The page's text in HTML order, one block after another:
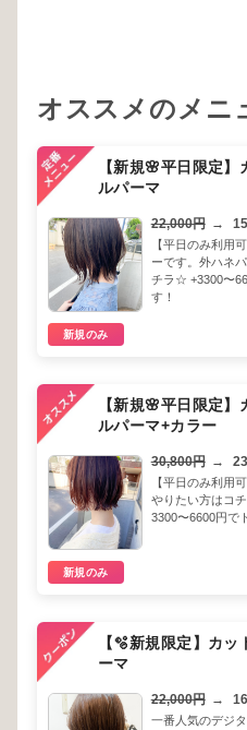
オススメのメニ
【新規🌸平日限定
ルパーマ
22,000円 →
【平日のみ利用
ーです。外ハネ
チラ☆ +3300〜
す！
新規のみ
【新規🌸平日限定
ルパーマ+カラー
30,800円 →
【平日のみ利用
やりたい方はコ
3300〜6600円で
新規のみ
【🫧新規限定】カ
ーマ
22,000円 →
一番人気のデジ